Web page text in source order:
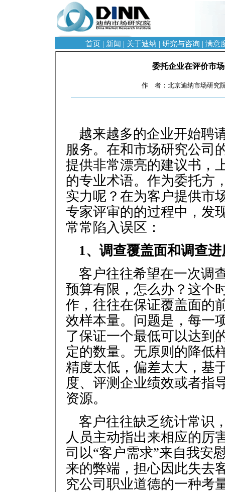
首页 | 新闻 | 关于迪纳 | 研究与咨询 | 满意
委托企业在评价市
作 者：北京迪纳市场研
越来越多的企业开始聘
服务。在和市场研究公司
提供非常漂亮的建议书，
的专业术语。作为委托方
实力呢？在为客户提供市
专家评审的的过程中，发
常常陷入误区：
1、调查覆盖面和调查
客户往往希望在一次调
预算有限，怎么办？这个
作，往往在保证覆盖面的
效样本量。问题是，每一
了保证一个最低可以达到
定的数量。无原则的降低
精度太低，偏差太大，基
度、评测企业绩效或者指
资源。
客户往往缺乏统计常识
人员主动指出来相应的厉
司以“客户需求”来自我安
来的弊端，担心因此失去
究公司职业道德的一种考